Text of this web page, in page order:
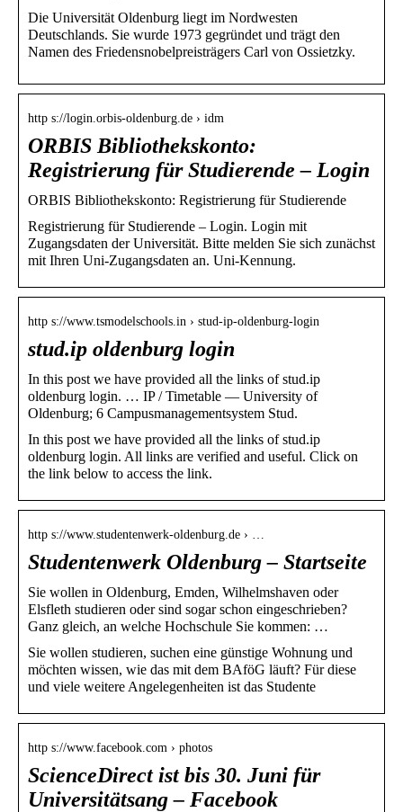
Die Universität Oldenburg liegt im Nordwesten
Deutschlands. Sie wurde 1973 gegründet und trägt den
Namen des Friedensnobelpreisträgers Carl von Ossietzky.
http s://login.orbis-oldenburg.de › idm
ORBIS Bibliothekskonto:
Registrierung für Studierende – Login
ORBIS Bibliothekskonto: Registrierung für Studierende
Registrierung für Studierende – Login. Login mit
Zugangsdaten der Universität. Bitte melden Sie sich zunächst
mit Ihren Uni-Zugangsdaten an. Uni-Kennung.
http s://www.tsmodelschools.in › stud-ip-oldenburg-login
stud.ip oldenburg login
In this post we have provided all the links of stud.ip
oldenburg login. … IP / Timetable — University of
Oldenburg; 6 Campusmanagementsystem Stud.
In this post we have provided all the links of stud.ip
oldenburg login. All links are verified and useful. Click on
the link below to access the link.
http s://www.studentenwerk-oldenburg.de › …
Studentenwerk Oldenburg – Startseite
Sie wollen in Oldenburg, Emden, Wilhelmshaven oder
Elsfleth studieren oder sind sogar schon eingeschrieben?
Ganz gleich, an welche Hochschule Sie kommen: …
Sie wollen studieren, suchen eine günstige Wohnung und
möchten wissen, wie das mit dem BAföG läuft? Für diese
und viele weitere Angelegenheiten ist das Studente
http s://www.facebook.com › photos
ScienceDirect ist bis 30. Juni für
Universitätsang – Facebook